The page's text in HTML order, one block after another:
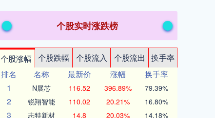
个股实时涨跌榜
个股涨幅 个股跌幅 个股流入 个股流出
换手率
排名
名称 最新价 涨幅
换手率
1
N展芯 116.52 396.89% 79.39%
2 锐翔智能 110.02 20.21% 16.80%
3 志特新材 14.8 20.03% 14.18%